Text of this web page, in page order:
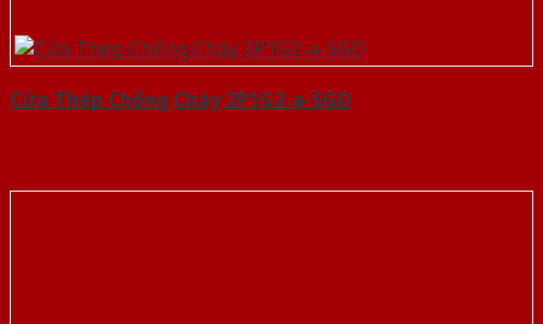
Cửa Thép Chống Cháy 2P1G2-a-SGD